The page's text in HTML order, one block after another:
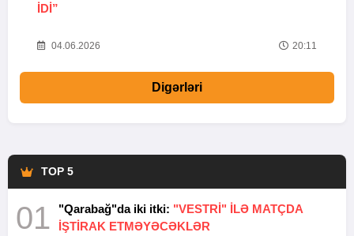
IDI”
04.06.2026 20:11
Digərləri
TOP 5
01 "Qarabağ"da iki itki: "VESTRİ" İLƏ MATÇDA
İŞTİRAK ETMƏYƏCƏKLƏR